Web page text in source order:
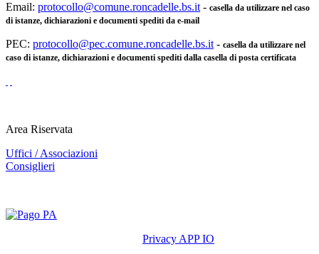
Email: protocollo@comune.roncadelle.bs.it - casella da utilizzare nel caso
di istanze, dichiarazioni e documenti spediti da e-mail
PEC: protocollo@pec.comune.roncadelle.bs.it - casella da utilizzare nel
caso di istanze, dichiarazioni e documenti spediti dalla casella di posta certificata
Area Riservata
Uffici / Associazioni
Consiglieri
Privacy APP IO